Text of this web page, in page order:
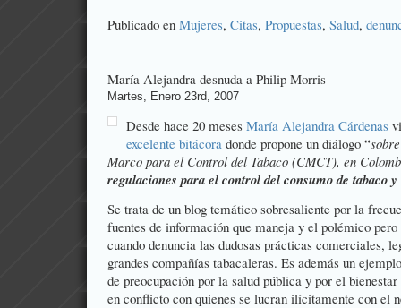
Publicado en Mujeres, Citas, Propuestas, Salud,
María Alejandra desnuda a Philip Morris
Martes, Enero 23rd, 2007
Desde hace 20 meses María Alejandra Cárdenas
excelente bitácora donde propone un diálogo “
Marco para el Control del Tabaco (CMCT), en
regulaciones para el control del consumo de tabaco
Se trata de un blog temático sobresaliente por la
fuentes de información que maneja y el polémico
cuando denuncia las dudosas prácticas comerciales,
grandes compañías tabacaleras. Es además un
de preocupación por la salud pública y por el
en conflicto con quienes se lucran ilícitamente con el